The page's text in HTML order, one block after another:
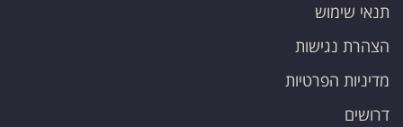
תנאי שימוש
הצהרת נגישות
מדיניות הפרטיות
דרושים